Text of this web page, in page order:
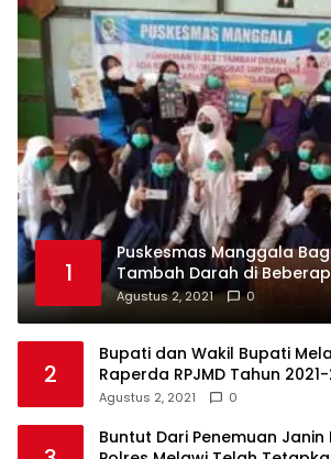
1
Puskesmas Manggala
Tambah Darah di
Agustus 2, 2021 0
2
Bupati dan Wakil Bupati
Raperda RPJMD Tahun
Agustus 2, 2021 0
Buntut Dari Penemuan Janin